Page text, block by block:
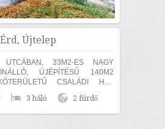
Érd, Újtelep
UTCÁBAN, 33M2-ES NAGY
ÚJÉPÍTÉSŰ 140M2
CSALÁDI HÁZ
SZÜLŐI HÁLÓ,
ÉS GARDRÓBBAL! A TELKEN
3 háló 2 fürdő